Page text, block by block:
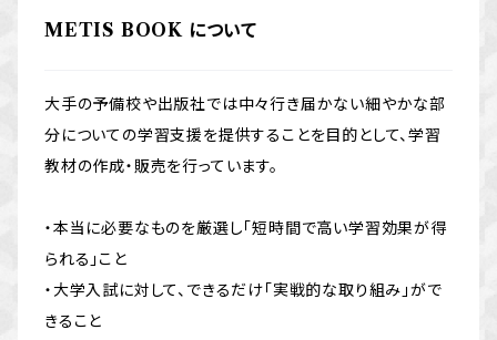
METIS BOOK について
大手の予備校や出版社では中々行き届かない細やかな部
分についての学習支援を提供することを目的として、学習
教材の作成・販売を行っています。
・本当に必要なものを厳選し「短時間で高い学習効果が得
られる」こと
・大学入試に対して、できるだけ「実戦的な取り組み」がで
きること